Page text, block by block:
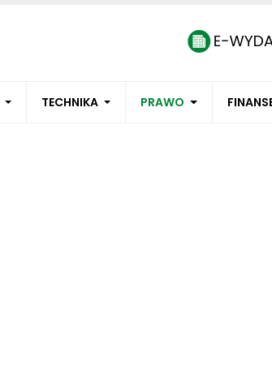
TECHNIKA PRAWO